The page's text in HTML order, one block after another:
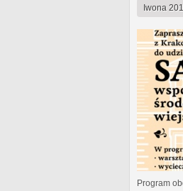
Iwona
Program